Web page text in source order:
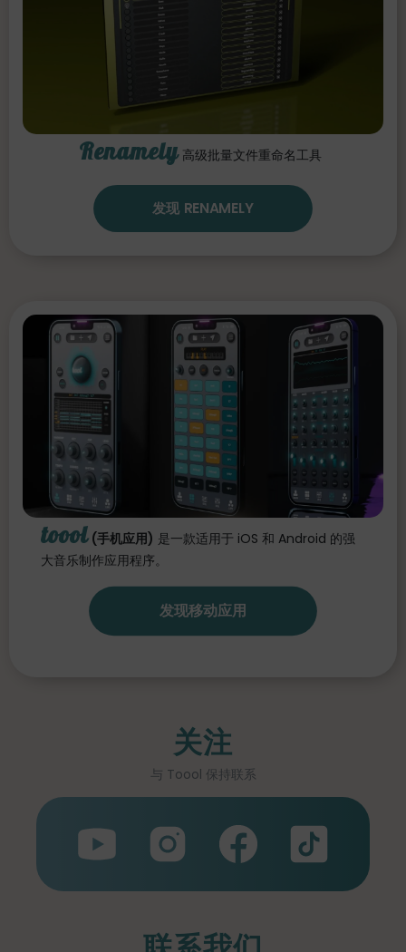
Renamely 高级批量文件重命名工具
发现 RENAMELY
toool (手机应用) 是一款适用于 iOS 和 Android 的强
大音乐制作应用程序。
发现移动应用
关注
与 Toool 保持联系